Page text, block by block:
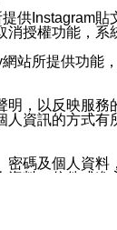
供Instagram
授權功能，系
站所提供功能
明，以反映服
人資訊的方式
密碼及個人資
料、信件或進